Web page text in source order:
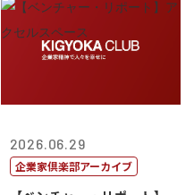
2026.06.29
企業家倶楽部アーカイブ